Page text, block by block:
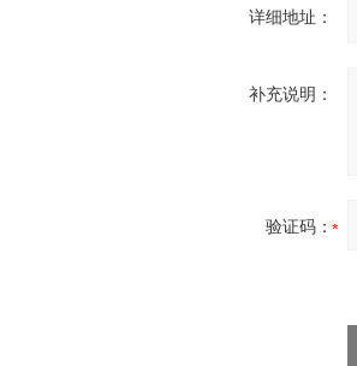
详细地址：
补充说明：
验证码：